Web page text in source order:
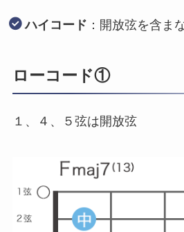
ハイコード ：開放弦を含ま
ローコード①
１、４、５弦は開放弦